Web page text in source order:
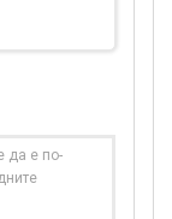
да е по-